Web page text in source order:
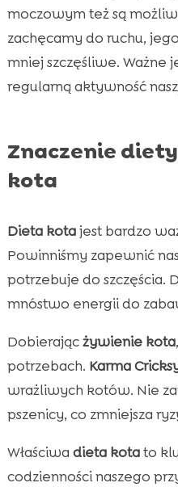
moczowym też są
zachęcamy do ruchu,
mniej szczęśliwe. Ważne
regularną aktywność
Znaczenie
kota
Dieta kotajest bardzo
Powinniśmy zapewnić
potrzebuje do szczęścia.
mnóstwo energii do
Dobierającżywienie kota
potrzebach. Karma
wrażliwych kotów. Nie
pszenicy, co zmniejsza
Właściwa dieta kotato
codzienności naszego